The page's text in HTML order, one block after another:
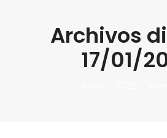
Archivos
17/01/